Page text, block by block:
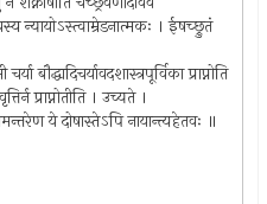
न्यायोऽस्त्वाम्रेडनात्मकः । ईषच्छ्रुतं
बौद्धादिचर्यावदशास्त्रपूर्विका प्राप्नोति
प्राप्नोतीति । उच्यते ।
ये दोषास्तेऽपि नायान्त्यहेतवः ॥